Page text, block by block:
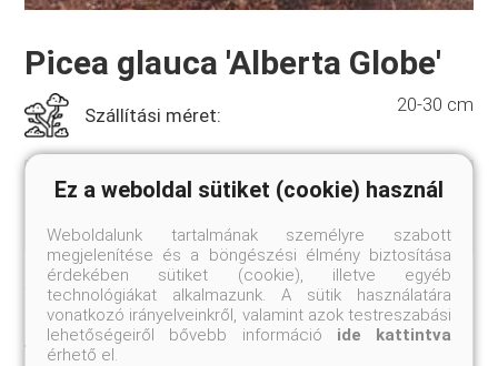
Picea glauca 'Alberta Globe'
Szállítási méret: 20-30 cm
A cukorsüvegfenyő törpe gömb alakú változata,
kifejletten sem több 50 cm-nél! Igazi törpe
különlegesség.
Jelenleg nem rendelhető
TULAJDONSÁGOK
Ez a weboldal sütiket (cookie) használ
Weboldalunk tartalmának személyre szabott
megjelenítése és a böngészési élmény biztosítása
érdekében sütiket (cookie), illetve egyéb
technológiákat alkalmazunk. A sütik használatára
vonatkozó irányelveinkről, valamint azok testreszabási
lehetőségeiről bővebb információ ide kattintva
érhető el.